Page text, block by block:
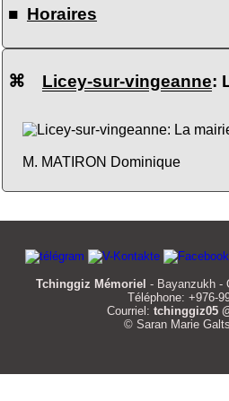
■ Horaires
⌘ Licey-sur-vingeanne:
M. MATIRON Dominique
Tchinggiz Mémoriel - Bayanzukh -
Téléphone: +976-
Courriel: tchinggiz05
© Saran Marie